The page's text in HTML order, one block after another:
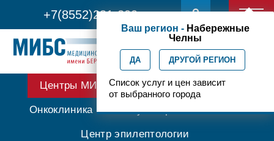
+7(8552)231-200
Ваш регион - Набережные
Челны
ДА ДРУГОЙ РЕГИОН
Список услуг и цен зависит
от выбранного города
Центры МИБС Протонная терапия
Онкоклиника Амбулаторная онкология
Центр эпилептологии